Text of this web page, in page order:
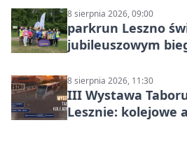
8 sierpnia 2026, 09:00
parkrun Leszno
jubileuszowym
8 sierpnia 2026, 11:30
III Wystawa
Lesznie: kolejowe